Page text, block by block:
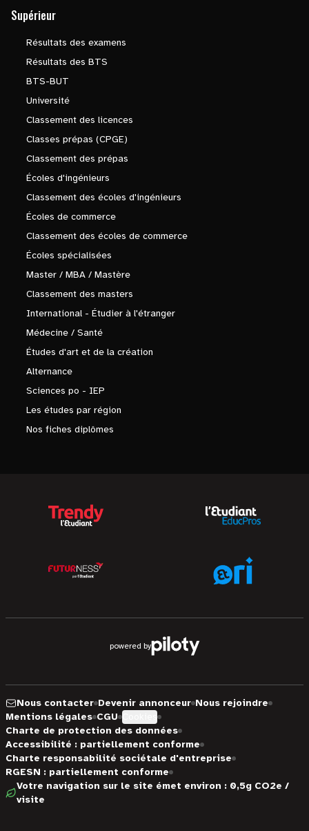
Supérieur
Résultats des examens
Résultats des BTS
BTS-BUT
Université
Classement des licences
Classes prépas (CPGE)
Classement des prépas
Écoles d'ingénieurs
Classement des écoles d'ingénieurs
Écoles de commerce
Classement des écoles de commerce
Écoles spécialisées
Master / MBA / Mastère
Classement des masters
International - Étudier à l'étranger
Médecine / Santé
Études d'art et de la création
Alternance
Sciences po - IEP
Les études par région
Nos fiches diplômes
powered by
Nous contacter Devenir annonceur Nous rejoindre
Mentions légales CGU
Charte de protection des données
Accessibilité : partiellement conforme
Charte responsabilité sociétale d'entreprise
RGESN : partiellement conforme
Votre navigation sur le site émet environ : 0,5g CO2e /
visite